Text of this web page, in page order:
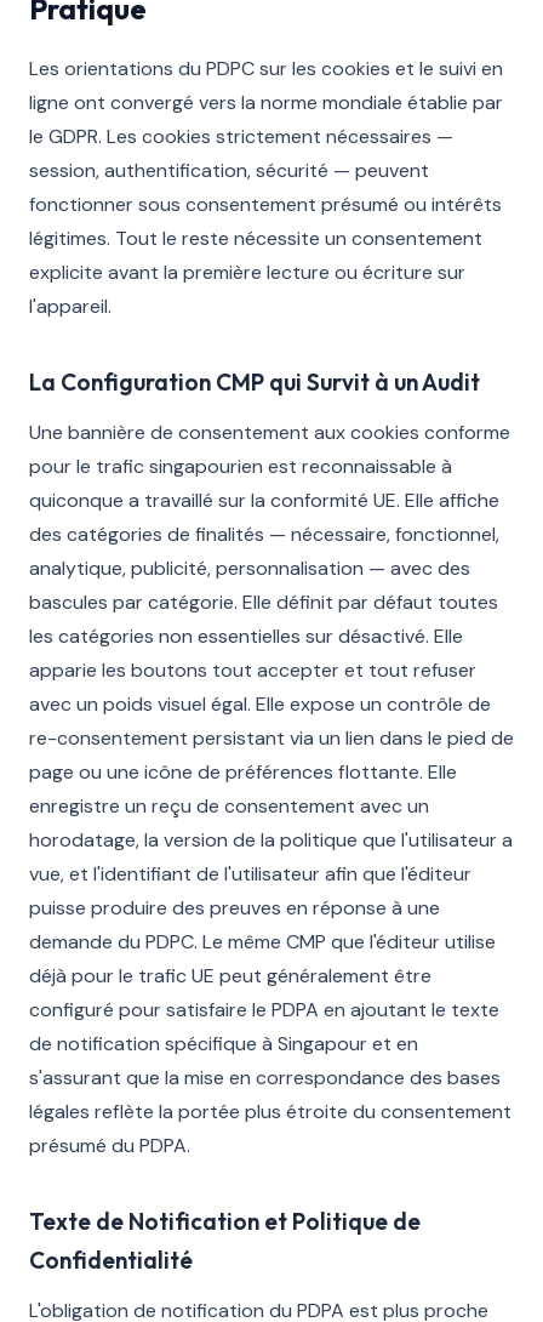
Pratique
Les orientations du PDPC sur les cookies et le suivi en
ligne ont convergé vers la norme mondiale établie par
le GDPR. Les cookies strictement nécessaires —
session, authentification, sécurité — peuvent
fonctionner sous consentement présumé ou intérêts
légitimes. Tout le reste nécessite un consentement
explicite avant la première lecture ou écriture sur
l'appareil.
La Configuration CMP qui Survit à un Audit
Une bannière de consentement aux cookies conforme
pour le trafic singapourien est reconnaissable à
quiconque a travaillé sur la conformité UE. Elle affiche
des catégories de finalités — nécessaire, fonctionnel,
analytique, publicité, personnalisation — avec des
bascules par catégorie. Elle définit par défaut toutes
les catégories non essentielles sur désactivé. Elle
apparie les boutons tout accepter et tout refuser
avec un poids visuel égal. Elle expose un contrôle de
re-consentement persistant via un lien dans le pied de
page ou une icône de préférences flottante. Elle
enregistre un reçu de consentement avec un
horodatage, la version de la politique que l'utilisateur a
vue, et l'identifiant de l'utilisateur afin que l'éditeur
puisse produire des preuves en réponse à une
demande du PDPC. Le même CMP que l'éditeur utilise
déjà pour le trafic UE peut généralement être
configuré pour satisfaire le PDPA en ajoutant le texte
de notification spécifique à Singapour et en
s'assurant que la mise en correspondance des bases
légales reflète la portée plus étroite du consentement
présumé du PDPA.
Texte de Notification et Politique de
Confidentialité
L'obligation de notification du PDPA est plus proche